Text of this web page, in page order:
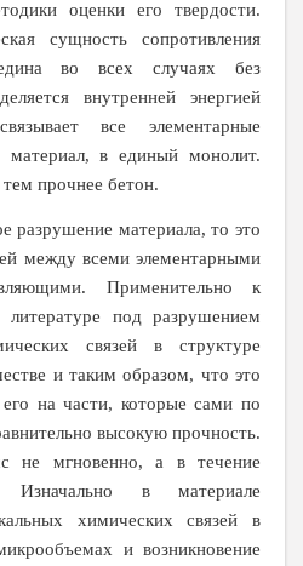
оценки его твердости.
сущность сопротивления
во всех случаях без
внутренней энергией
все элементарные
материал, в единый монолит.
прочнее бетон.
разрушение материала, то это
между всеми элементарными
Применительно к
литературе под разрушением
связей в структуре
и таким образом, что это
на части, которые сами по
высокую прочность.
не мгновенно, а в течение
Изначально в материале
химических связей в
и возникновение